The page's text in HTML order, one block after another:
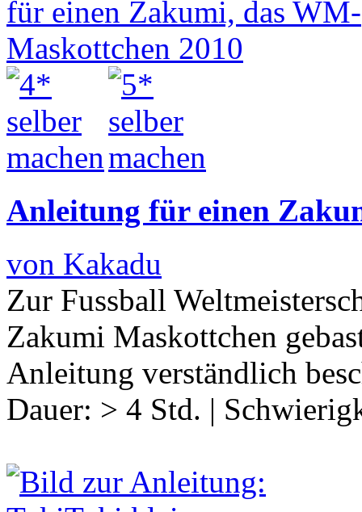
Anleitung für einen
von Kakadu
Zur Fussball
Zakumi Maskottchen
Anleitung verständlich
Dauer: > 4 Std. |